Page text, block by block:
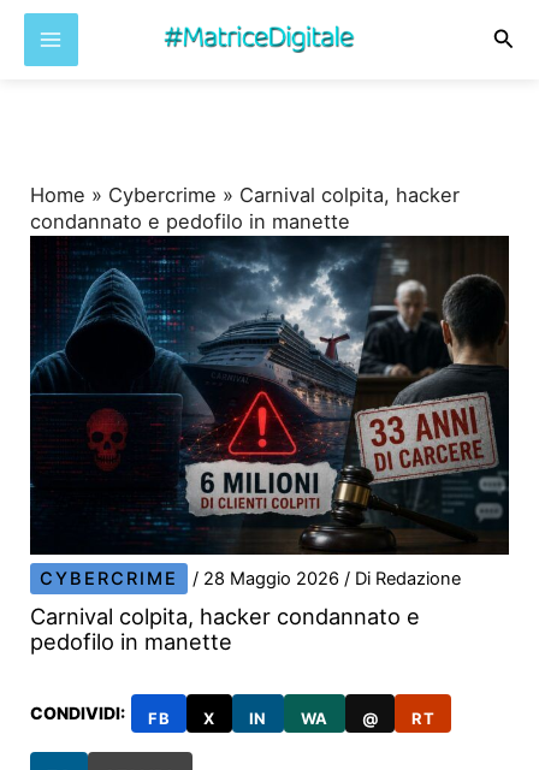
Home » Cybercrime » Carnival colpita, hacker
condannato e pedofilo in manette
CYBERCRIME / 28 Maggio 2026/ Di Redazione
Carnival colpita, hacker condannato e
pedofilo in manette
CONDIVIDI: FB X IN WA @ RT